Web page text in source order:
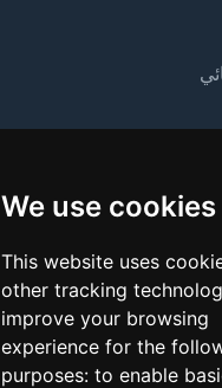
We use cookies
This website uses
other tracking
improve your browsing
experience for the
purposes: to enable